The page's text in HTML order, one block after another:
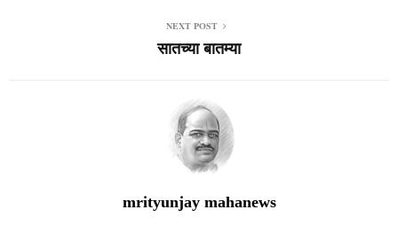
NEXT POST
सातच्या बातम्या
mrityunjay mahanews